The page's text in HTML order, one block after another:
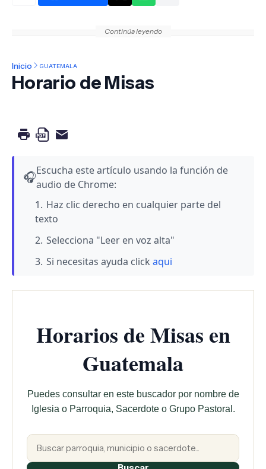
Continúa leyendo
Inicio GUATEMALA
Horario de Misas
🎧Escucha este artículo usando la función de
audio de Chrome:
Haz clic derecho en cualquier parte del
texto
Selecciona "Leer en voz alta"
Si necesitas ayuda click aqui
Horarios de Misas en
Guatemala
Puedes consultar en este buscador por nombre de
Iglesia o Parroquia, Sacerdote o Grupo Pastoral.